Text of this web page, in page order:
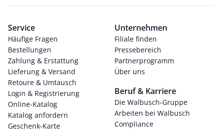
Service
Häufige Fragen
Bestellungen
Zahlung & Erstattung
Lieferung & Versand
Retoure & Umtausch
Login & Registrierung
Online-Katalog
Katalog anfordern
Geschenk-Karte
Unternehmen
Filiale finden
Pressebereich
Partnerprogramm
Über uns
Beruf & Karriere
Die Walbusch-Gruppe
Arbeiten bei Walbusch
Compliance